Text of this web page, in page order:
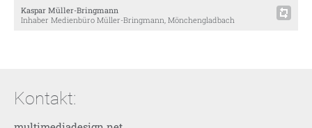
Kaspar Müller-Bringmann
Inhaber Medienbüro Müller-Bringmann, Mönchengladbach
Kontakt: